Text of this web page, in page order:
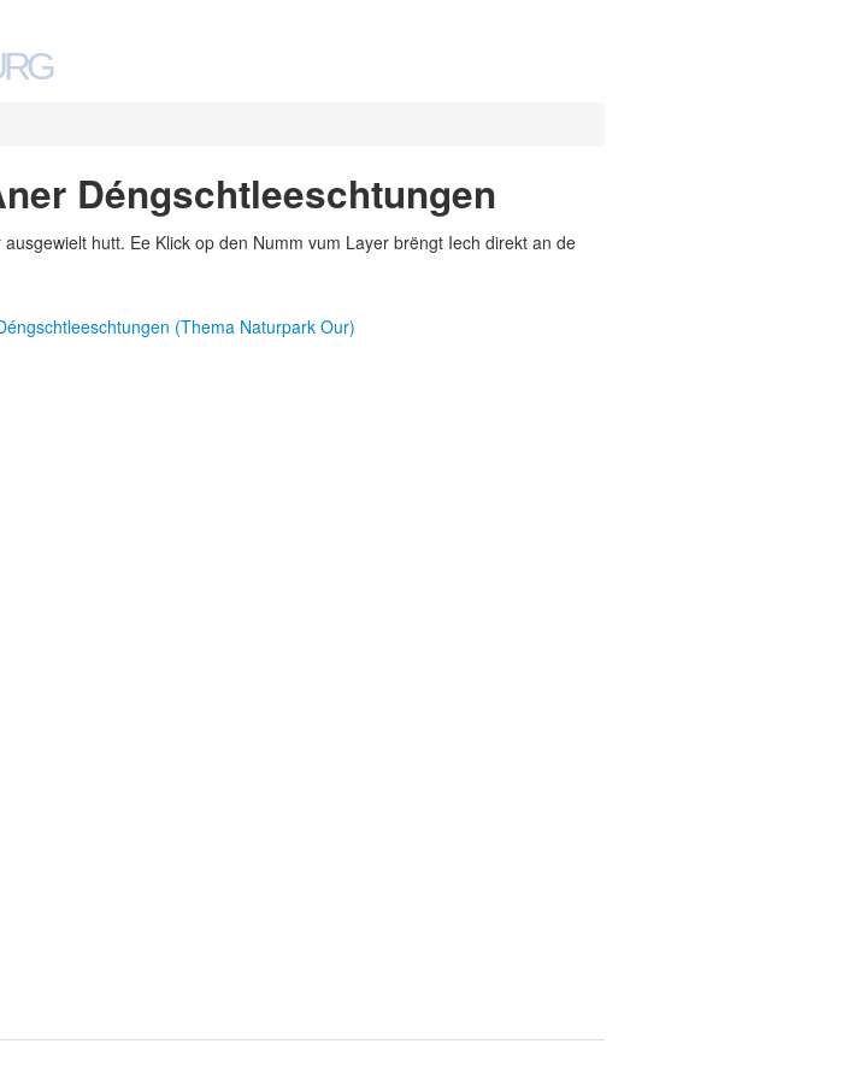
Déngschtleeschtungen
hutt. Ee Klick op den Numm vum Layer brëngt Iech direkt an de
(Thema Naturpark Our)